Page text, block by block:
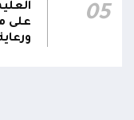
05
على